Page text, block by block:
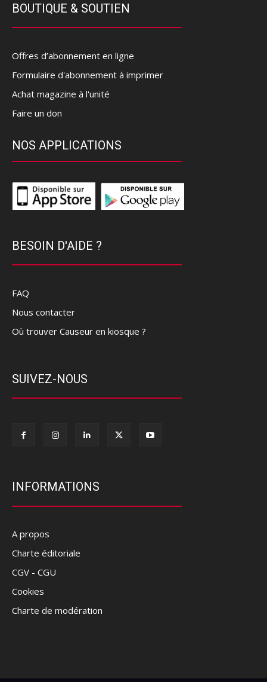
BOUTIQUE & SOUTIEN
Offres d’abonnement en ligne
Formulaire d'abonnement à imprimer
Achat magazine à l'unité
Faire un don
NOS APPLICATIONS
BESOIN D'AIDE ?
FAQ
Nous contacter
Où trouver Causeur en kiosque ?
SUIVEZ-NOUS
INFORMATIONS
A propos
Charte éditoriale
CGV - CGU
Cookies
Charte de modération